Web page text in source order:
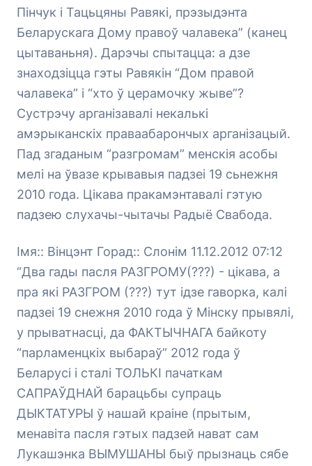
Пінчук і Тацьцяны Равякі, прэзыдэнта
Беларускага Дому правоў чалавека” (канец
цытаваньня). Дарэчы спытацца: а дзе
знаходзіцца гэты Равякін “Дом правой
чалавека” і “хто ў церамочку жыве”?
Сустрэчу арганізавалі некалькі
амэрыканскіх праваабарончых арганізацый.
Пад згаданым “разгромам” менскія асобы
мелі на ўвазе крывавыя падзеі 19 сьнежня
2010 года. Цікава пракамэнтавалі гэтую
падзею слухачы-чытачы Радыё Свабода.
Імя:: Вінцэнт Горад:: Слонім 11.12.2012 07:12
“Два гады пасля РАЗГРОМУ(???) - цікава, а
пра які РАЗГРОМ (???) тут ідзе гаворка, калі
падзеі 19 снежня 2010 года ў Мінску прывялі,
у прыватнасці, да ФАКТЫЧНАГА байкоту
“парламенцкіх выбараў” 2012 года ў
Беларусі і сталі ТОЛЬКІ пачаткам
САПРАЎДНАЙ барацьбы супраць
ДЫКТАТУРЫ ў нашай краіне (прытым,
менавіта пасля гэтых падзей нават сам
Лукашэнка ВЫМУШАНЫ быў прызнаць сябе